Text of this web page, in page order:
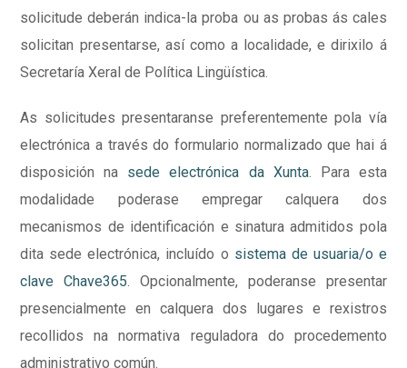
solicitude deberán indica-la proba ou as probas ás cales
solicitan presentarse, así como a localidade, e dirixilo á
Secretaría Xeral de Política Lingüística.
As solicitudes presentaranse preferentemente pola vía
electrónica a través do formulario normalizado que hai á
disposición na sede electrónica da Xunta. Para esta
modalidade poderase empregar calquera dos
mecanismos de identificación e sinatura admitidos pola
dita sede electrónica, incluído o sistema de usuaria/o e
clave Chave365 . Opcionalmente, poderanse presentar
presencialmente en calquera dos lugares e rexistros
recollidos na normativa reguladora do procedemento
administrativo común.